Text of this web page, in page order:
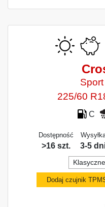
225/60
C
Dostępność
>16 szt. 3-5
Dodaj czujnik